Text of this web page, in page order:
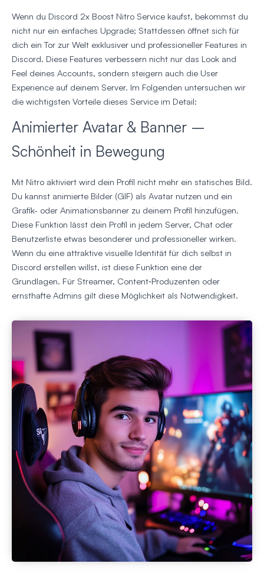
Wenn du Discord 2x Boost Nitro Service kaufst, bekommst du
nicht nur ein einfaches Upgrade; Stattdessen öffnet sich für
dich ein Tor zur Welt exklusiver und professioneller Features in
Discord. Diese Features verbessern nicht nur das Look and
Feel deines Accounts, sondern steigern auch die User
Experience auf deinem Server. Im Folgenden untersuchen wir
die wichtigsten Vorteile dieses Service im Detail:
Animierter Avatar & Banner –
Schönheit in Bewegung
Mit Nitro aktiviert wird dein Profil nicht mehr ein statisches Bild.
Du kannst animierte Bilder (GIF) als Avatar nutzen und ein
Grafik- oder Animationsbanner zu deinem Profil hinzufügen.
Diese Funktion lässt dein Profil in jedem Server, Chat oder
Benutzerliste etwas besonderer und professioneller wirken.
Wenn du eine attraktive visuelle Identität für dich selbst in
Discord erstellen willst, ist diese Funktion eine der
Grundlagen. Für Streamer, Content‑Produzenten oder
ernsthafte Admins gilt diese Möglichkeit als Notwendigkeit.